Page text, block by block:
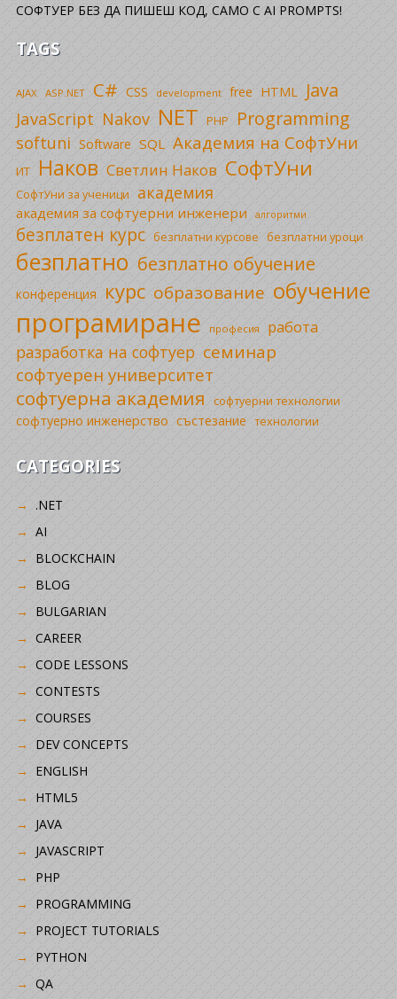
СОФТУЕР БЕЗ ДА ПИШЕШ КОД, САМО С AI PROMPTS!
TAGS
AJAX ASP.NET C# CSS development free HTML Java
JavaScript Nakov NET PHP Programming
softuni Software SQL Академия на СофтУни
ИТ Наков Светлин Наков СофтУни
СофтУни за ученици академия
академия за софтуерни инженери алгоритми
безплатен курс безплатни курсове безплатни уроци
безплатно безплатно обучение
конференция курс образование обучение
програмиране професия работа
разработка на софтуер семинар
софтуерен университет
софтуерна академия софтуерни технологии
софтуерно инженерство състезание технологии
CATEGORIES
.NET
AI
BLOCKCHAIN
BLOG
BULGARIAN
CAREER
CODE LESSONS
CONTESTS
COURSES
DEV CONCEPTS
ENGLISH
HTML5
JAVA
JAVASCRIPT
PHP
PROGRAMMING
PROJECT TUTORIALS
PYTHON
QA